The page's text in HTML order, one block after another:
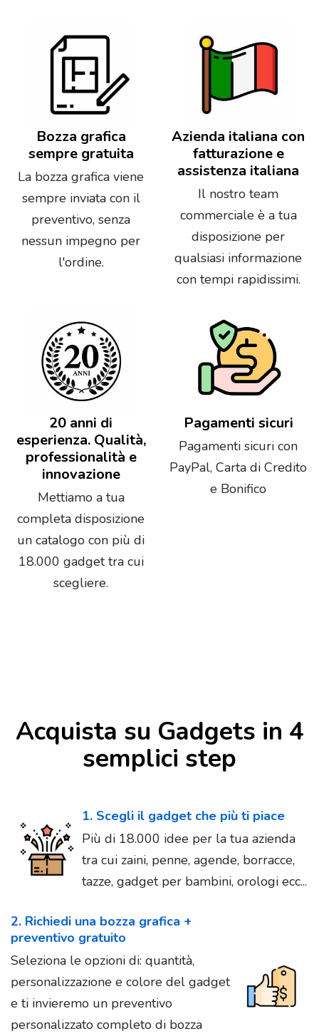
Bozza grafica
sempre gratuita
La bozza grafica viene
sempre inviata con il
preventivo, senza
nessun impegno per
l'ordine.
Azienda italiana con
fatturazione e
assistenza italiana
Il nostro team
commerciale è a tua
disposizione per
qualsiasi informazione
con tempi rapidissimi.
20 anni di
esperienza. Qualità,
professionalità e
innovazione
Mettiamo a tua
completa disposizione
un catalogo con più di
18.000 gadget tra cui
scegliere.
Pagamenti sicuri
Pagamenti sicuri con
PayPal, Carta di Credito
e Bonifico
Acquista su Gadgets in 4
semplici step
1. Scegli il gadget che più ti piace
Più di 18.000 idee per la tua azienda
tra cui zaini, penne, agende, borracce,
tazze, gadget per bambini, orologi ecc...
2. Richiedi una bozza grafica +
preventivo gratuito
Seleziona le opzioni di: quantità,
personalizzazione e colore del gadget
e ti invieremo un preventivo
personalizzato completo di bozza